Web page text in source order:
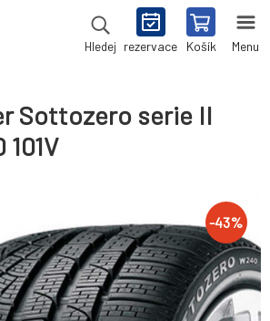
Hledej rezervace Košík Menu
Sottozero serie II
-43%